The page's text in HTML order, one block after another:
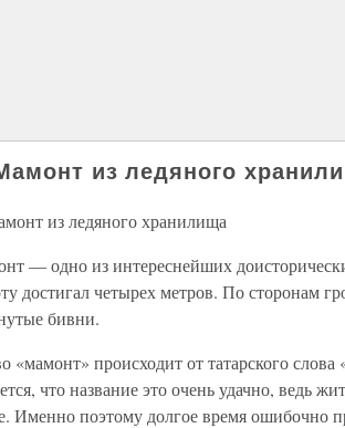
из ледяного
из ледяного хранилища
— одно из интереснейших
достигал четырех метров. По сторонам
бивни.
«мамонт» происходит от татарского
что название это очень удачно, ведь
Именно поэтому долгое время ошибочно